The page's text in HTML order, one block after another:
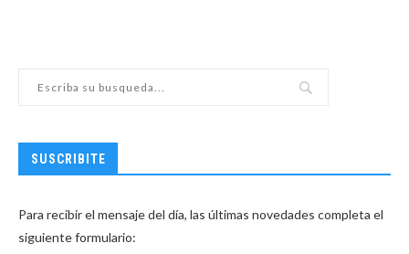
SUSCRIBITE
Para recibir el mensaje del día, las últimas novedades completa el
siguiente formulario: